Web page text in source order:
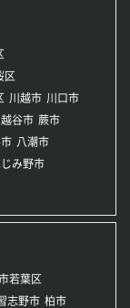
区
川越市 川口市
越谷市 蕨市
八潮市
み野市
若葉区
志野市 柏市